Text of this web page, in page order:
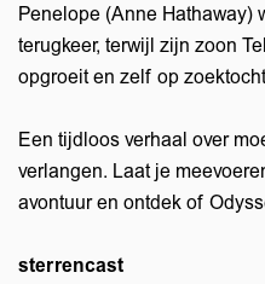
Penelope (Anne Hathaway)
terugkeer, terwijl zijn zoon
opgroeit en zelf op
Een tijdloos verhaal over
verlangen. Laat je
avontuur en ontdek of
sterrencast